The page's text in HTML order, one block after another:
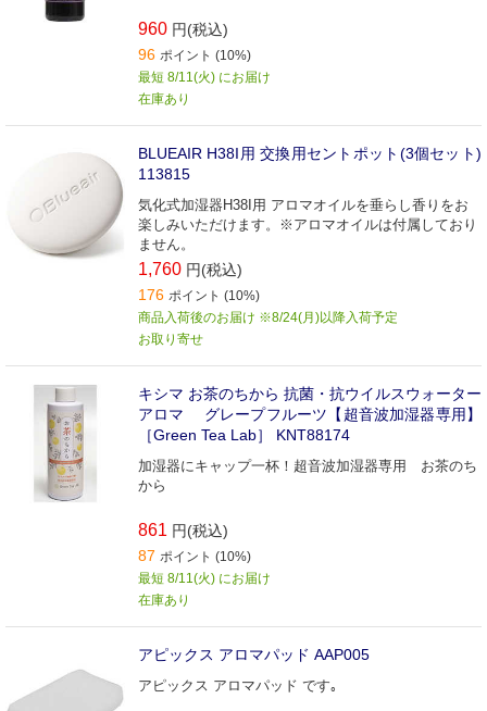
960 円(税込)
96 ポイント (10%)
最短 8/11(火) にお届け
在庫あり
BLUEAIR H38I用 交換用セントポット(3個セット)
113815
気化式加湿器H38I用 アロマオイルを垂らし香りをお
楽しみいただけます。※アロマオイルは付属しており
ません。
1,760 円(税込)
176 ポイント (10%)
商品入荷後のお届け ※8/24(月)以降入荷予定
お取り寄せ
キシマ お茶のちから 抗菌・抗ウイルスウォーター
アロマ グレープフルーツ【超音波加湿器専用】
［Green Tea Lab］ KNT88174
加湿器にキャップ一杯！超音波加湿器専用 お茶のち
から
861 円(税込)
87 ポイント (10%)
最短 8/11(火) にお届け
在庫あり
アピックス アロマパッド AAP005
アピックス アロマパッド です｡